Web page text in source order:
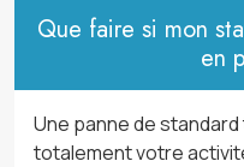
Que faire si mon
en
Une panne de
totalement votre